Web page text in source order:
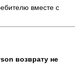
вместе с
возврату не